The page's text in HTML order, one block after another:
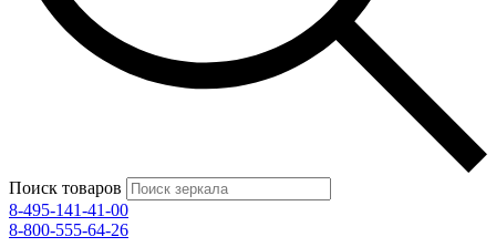
Поиск товаров
8-495-141-41-00
8-800-555-64-26